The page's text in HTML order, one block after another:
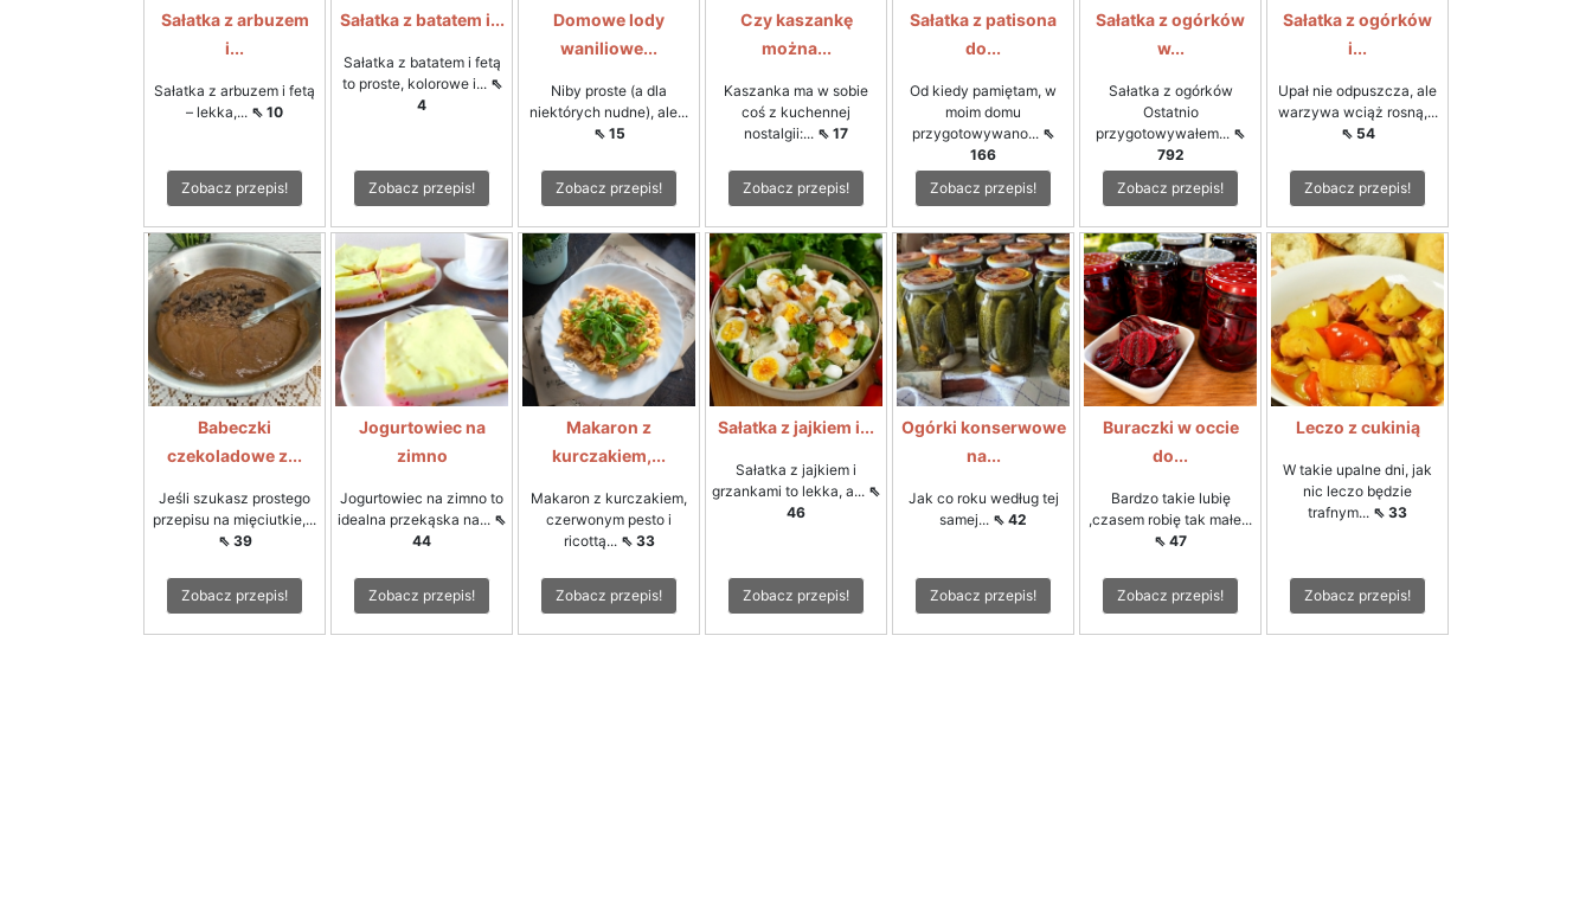
Sałatka z arbuzem
i...
Sałatka z arbuzem i fetą
– lekka,... ⇖ 10
Zobacz przepis!
Sałatka z batatem i...
Sałatka z batatem i fetą
to proste, kolorowe i... ⇖
4
Zobacz przepis!
Domowe lody
waniliowe...
Niby proste (a dla
niektórych nudne), ale...
⇖ 15
Zobacz przepis!
Czy kaszankę
można...
Kaszanka ma w sobie
coś z kuchennej
nostalgii:... ⇖ 17
Zobacz przepis!
Sałatka z patisona
do...
Od kiedy pamiętam, w
moim domu
przygotowywano... ⇖
166
Zobacz przepis!
Sałatka z ogórków
w...
Sałatka z ogórków
Ostatnio
przygotowywałem... ⇖
792
Zobacz przepis!
Sałatka z ogórków
i...
Upał nie odpuszcza, ale
warzywa wciąż rosną,...
⇖ 54
Zobacz przepis!
Babeczki
czekoladowe z...
Jeśli szukasz prostego
przepisu na mięciutkie,...
⇖ 39
Zobacz przepis!
Jogurtowiec na
zimno
Jogurtowiec na zimno to
idealna przekąska na... ⇖
44
Zobacz przepis!
Makaron z
kurczakiem,...
Makaron z kurczakiem,
czerwonym pesto i
ricottą... ⇖ 33
Zobacz przepis!
Sałatka z jajkiem i...
Sałatka z jajkiem i
grzankami to lekka, a... ⇖
46
Zobacz przepis!
Ogórki konserwowe
na...
Jak co roku według tej
samej... ⇖ 42
Zobacz przepis!
Buraczki w occie
do...
Bardzo takie lubię
,czasem robię tak małe...
⇖ 47
Zobacz przepis!
Leczo z cukinią
W takie upalne dni, jak
nic leczo będzie
trafnym... ⇖ 33
Zobacz przepis!